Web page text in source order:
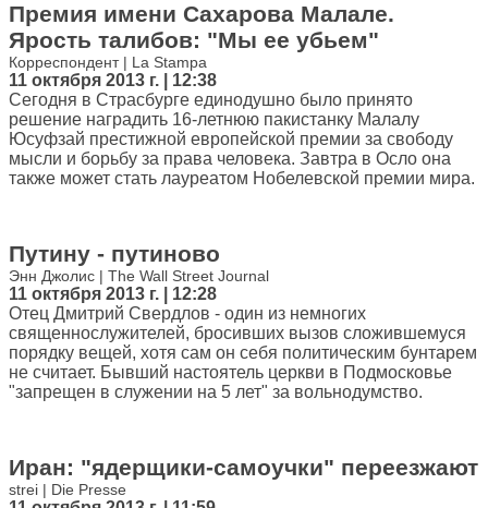
Премия имени Сахарова Малале.
Ярость талибов: "Мы ее убьем"
Корреспондент | La Stampa
11 октября 2013 г. | 12:38
Сегодня в Страсбурге единодушно было принято
решение наградить 16-летнюю пакистанку Малалу
Юсуфзай престижной европейской премии за свободу
мысли и борьбу за права человека. Завтра в Осло она
также может стать лауреатом Нобелевской премии мира.
Путину - путиново
Энн Джолис | The Wall Street Journal
11 октября 2013 г. | 12:28
Отец Дмитрий Свердлов - один из немногих
священнослужителей, бросивших вызов сложившемуся
порядку вещей, хотя сам он себя политическим бунтарем
не считает. Бывший настоятель церкви в Подмосковье
"запрещен в служении на 5 лет" за вольнодумство.
Иран: "ядерщики-самоучки" переезжают
strei | Die Presse